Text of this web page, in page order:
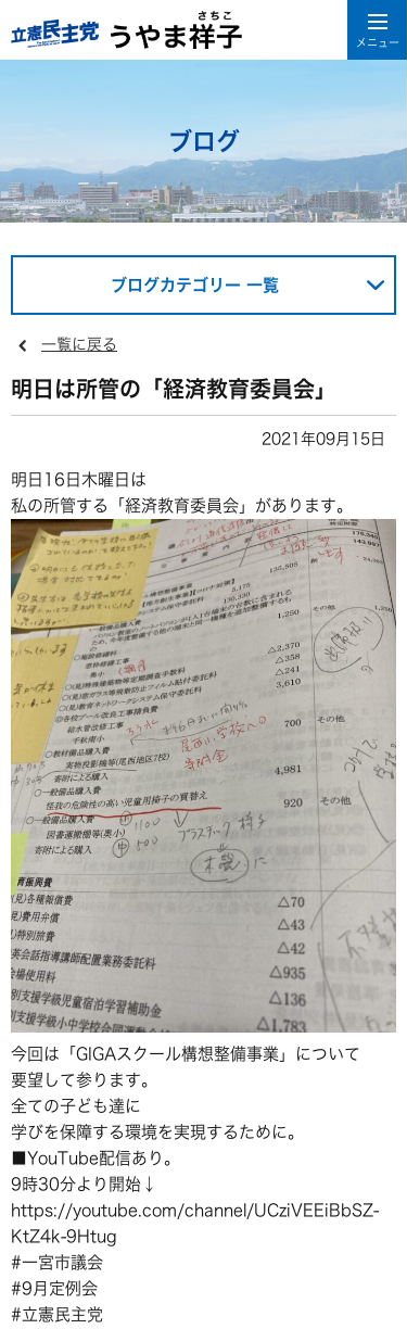
ブログ
ブログカテゴリー 一覧
一覧に戻る
明日は所管の「経済教育委員会」
2021年09月15日
明日16日木曜日は
私の所管する「経済教育委員会」があります。
今回は「GIGAスクール構想整備事業」について
要望して参ります。
全ての子ども達に
学びを保障する環境を実現するために。
■YouTube配信あり。
9時30分より開始↓
https://youtube.com/channel/UCziVEEiBbSZ-
KtZ4k-9Htug
#一宮市議会
#9月定例会
#立憲民主党